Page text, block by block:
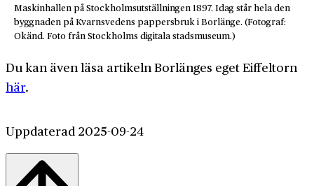
Maskinhallen på Stockholmsutställningen 1897. Idag står hela den
byggnaden på Kvarnsvedens pappersbruk i Borlänge. (Fotograf:
Okänd. Foto från Stockholms digitala stadsmuseum.)
Du kan även läsa artikeln Borlänges eget Eiffeltorn
här.
Uppdaterad 2025-09-24